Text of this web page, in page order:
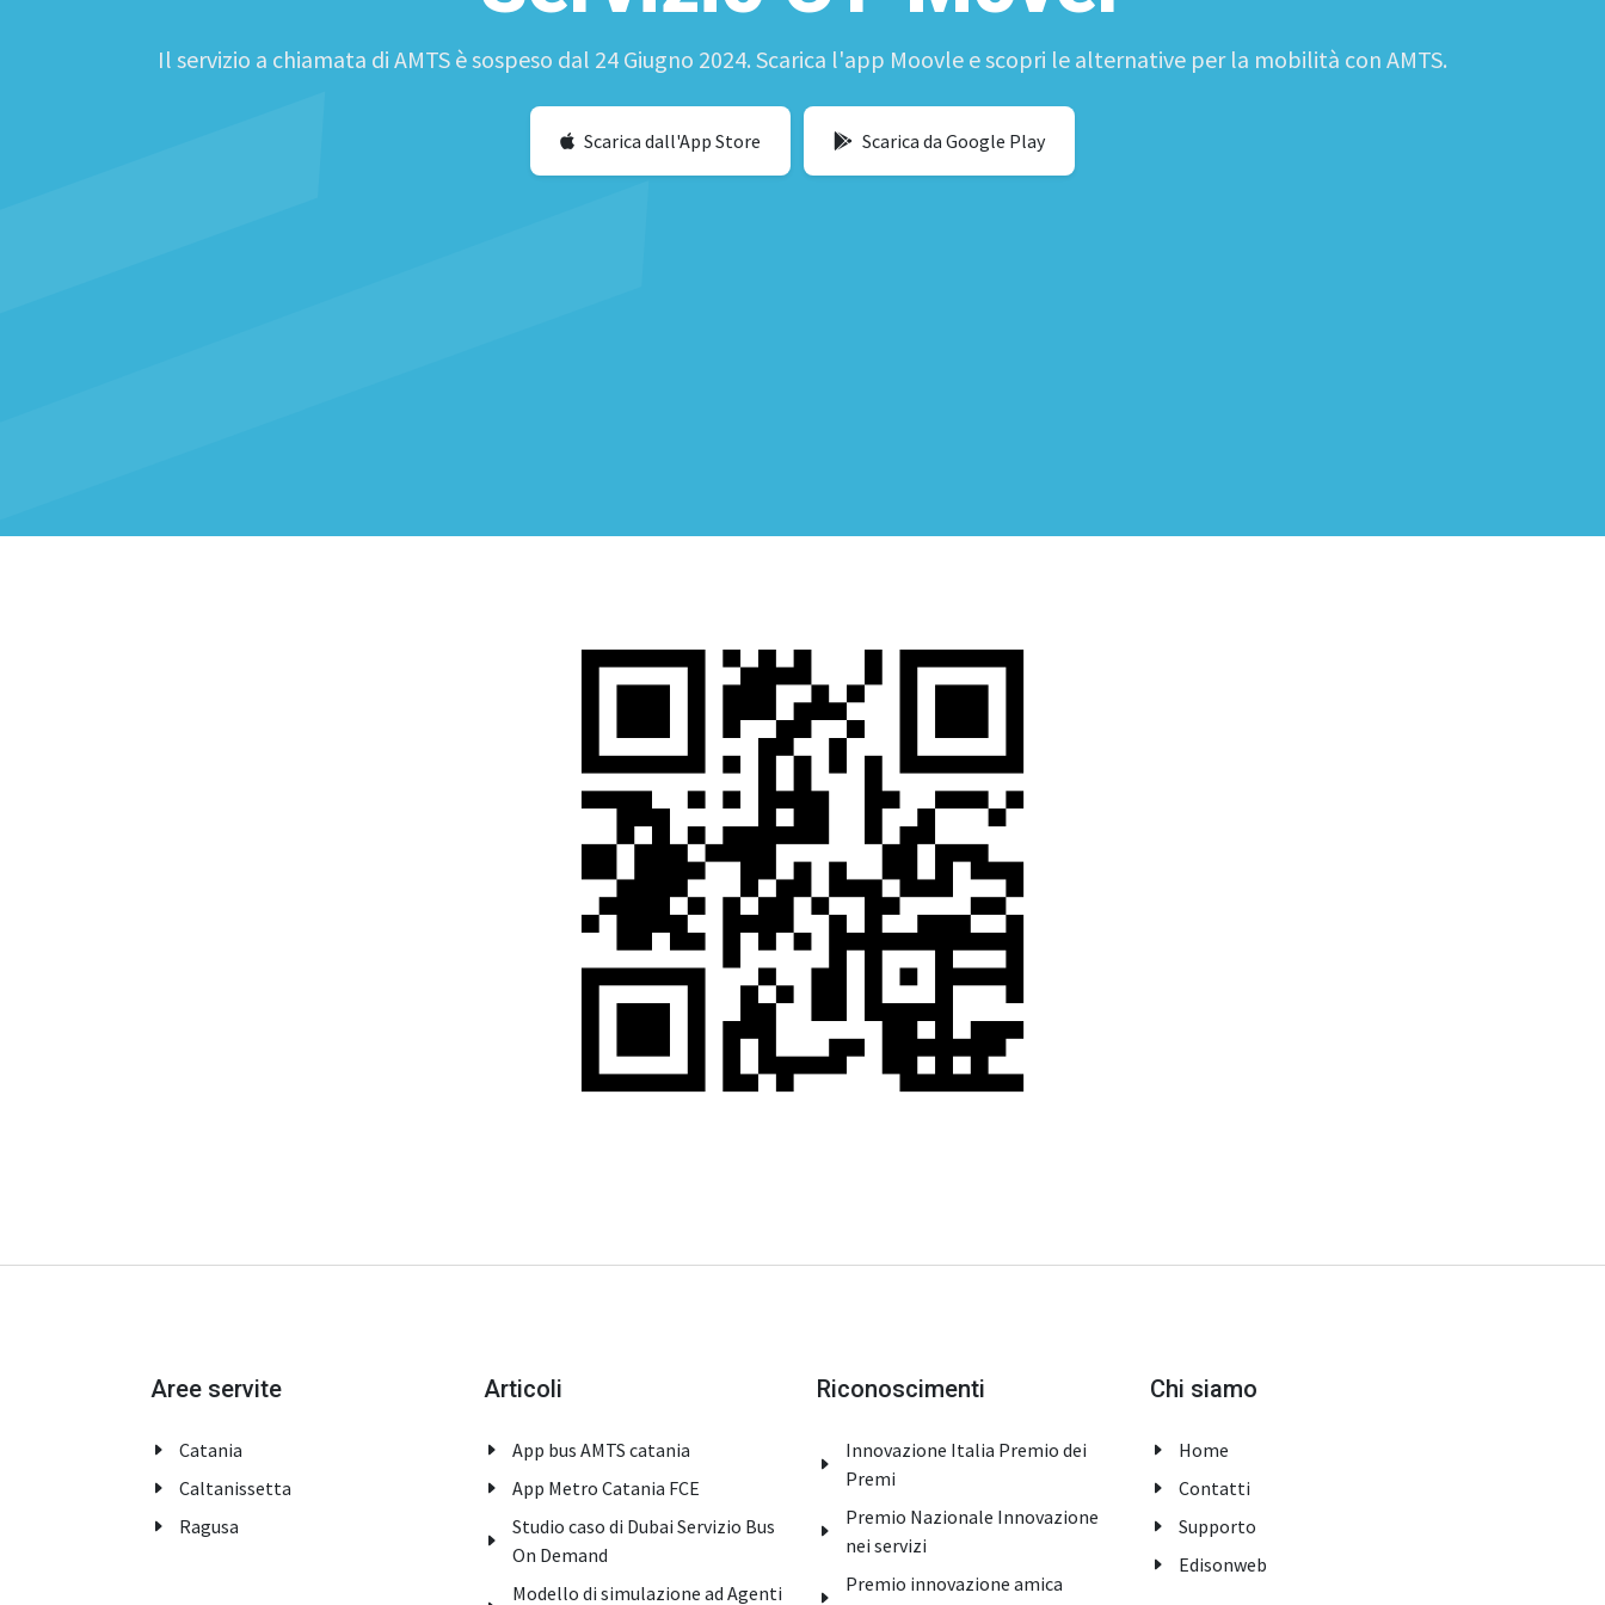
Il servizio a chiamata di AMTS è sospeso dal 24 Giugno 2024. Scarica l'app Moovle e scopri le alternative per la mobilità con AMTS.
Scarica dall'App Store Scarica da Google Play
Aree servite
Catania
Caltanissetta
Ragusa
Articoli
App bus AMTS catania
App Metro Catania FCE
Studio caso di Dubai Servizio Bus
On Demand
Modello di simulazione ad Agenti
Riconoscimenti
Innovazione Italia Premio dei
Premi
Premio Nazionale Innovazione
nei servizi
Premio innovazione amica
Chi siamo
Home
Contatti
Supporto
Edisonweb